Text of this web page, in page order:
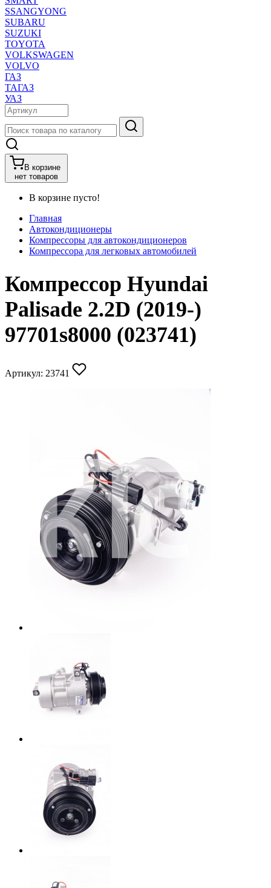
SSANGYONG
SUBARU
SUZUKI
TOYOTA
VOLKSWAGEN
VOLVO
ГАЗ
ТАГАЗ
УАЗ
В корзине
нет товаров
В корзине пусто!
Главная
Автокондиционеры
Компрессоры для автокондиционеров
Компрессора для легковых автомобилей
Компрессор Hyundai
Palisade 2.2D (2019-)
97701s8000 (023741)
Артикул: 23741